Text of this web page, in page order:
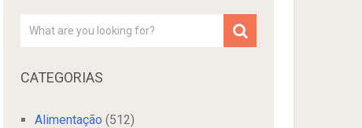
CATEGORIAS
Alimentação (512)